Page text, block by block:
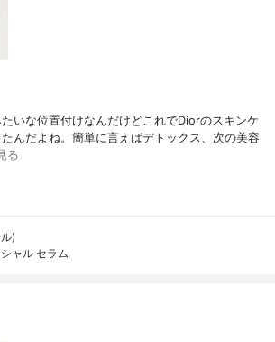
いな位置付けなんだけどこれでDiorのスキンケ
んだよね。簡単に言えばデトックス、次の美容
る
)
ャル セラム